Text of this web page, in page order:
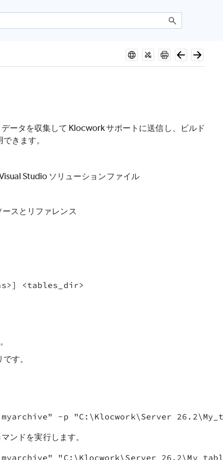
ータを収集して Klocwork サポートに送信し、ビルド
きます。
Studio ソリューションファイル
スとリファレンス
す。
-p "C:\Klocwork\Server 26.2
ンドを実行します。
"C:\Klocwork\Server 26.2